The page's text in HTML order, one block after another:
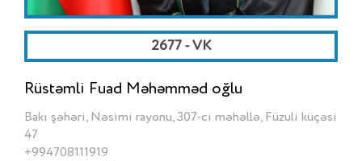
2677 - VK
Rüstəmli Fuad Məhəmməd oğlu
Bakı şəhəri, Nəsimi rayonu, 307-ci məhəllə, Füzuli küçəsi
47
+994708111919